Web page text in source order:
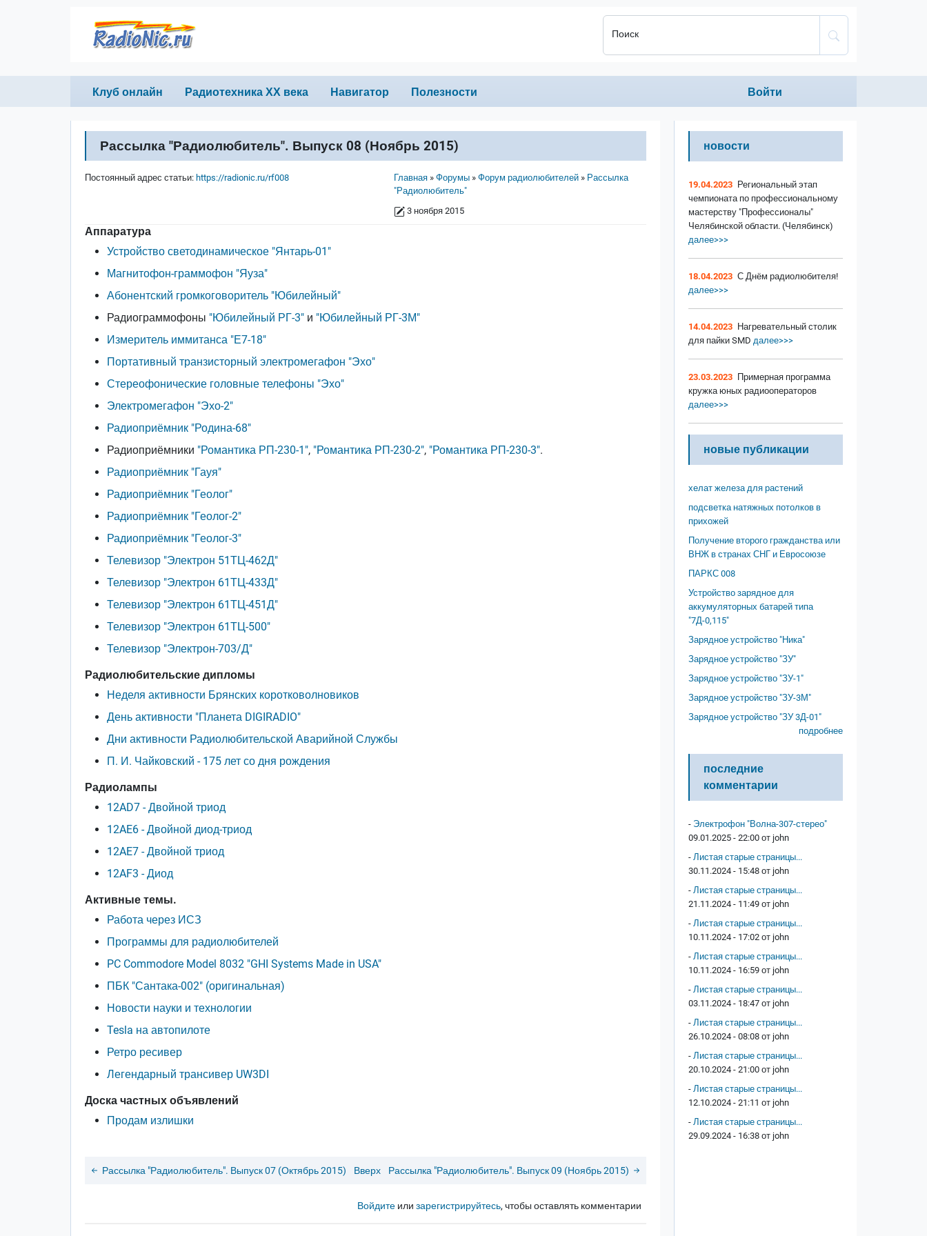
Поиск
Primary links
Клуб онлайн Радиотехника ХХ века Навигатор Полезности
Anonumous menu
Войти
Рассылка "Радиолюбитель". Выпуск 08 (Ноябрь 2015)
Строка навигации
Главная Форумы Форум радиолюбителей
Рассылка
"Радиолюбитель"
3 ноября 2015
Постоянный адрес статьи: https://radionic.ru/rf008
Аппаратура
Устройство светодинамическое "Янтарь-01"
Магнитофон-граммофон "Яуза"
Абонентский громкоговоритель "Юбилейный"
Радиограммофоны "Юбилейный РГ-3" и "Юбилейный РГ-3М"
Измеритель иммитанса "Е7-18"
Портативный транзисторный электромегафон "Эхо"
Стереофонические головные телефоны "Эхо"
Электромегафон "Эхо-2"
Радиоприёмник "Родина-68"
Радиоприёмники "Романтика РП-230-1", "Романтика РП-230-2", "Романтика РП-230-3".
Радиоприёмник "Гауя"
Радиоприёмник "Геолог"
Радиоприёмник "Геолог-2"
Радиоприёмник "Геолог-3"
Телевизор "Электрон 51ТЦ-462Д"
Телевизор "Электрон 61ТЦ-433Д"
Телевизор "Электрон 61ТЦ-451Д"
Телевизор "Электрон 61ТЦ-500"
Телевизор "Электрон-703/Д"
Радиолюбительские дипломы
Неделя активности Брянских коротковолновиков
День активности "Планета DIGIRADIO"
Дни активности Радиолюбительской Аварийной Службы
П. И. Чайковский - 175 лет со дня рождения
Радиолампы
12AD7 - Двойной триод
12AE6 - Двойной диод-триод
12AE7 - Двойной триод
12AF3 - Диод
Активные темы.
Работа через ИСЗ
Программы для радиолюбителей
PC Commodore Model 8032 "GHI Systems Made in USA"
ПБК "Сантака-002" (оригинальная)
Новости науки и технологии
Tesla на автопилоте
Ретро ресивер
Легендарный трансивер UW3DI
Доска частных объявлений
Продам излишки
Рассылка "Радиолюбитель". Выпуск 07 (Октябрь 2015) Вверх Рассылка "Радиолюбитель". Выпуск 09 (Ноябрь 2015)
Войдитеили зарегистрируйтесь, чтобы оставлять комментарии
новости
19.04.2023 Региональный этап
чемпионата по профессиональному
мастерству "Профессионалы"
Челябинской области. (Челябинск)
далее>>>
18.04.2023 С Днём радиолюбителя!
далее>>>
14.04.2023 Нагревательный столик
для пайки SMD далее>>>
23.03.2023 Примерная программа
кружка юных радиооператоров
далее>>>
новые публикации
хелат железа для растений
подсветка натяжных потолков в
прихожей
Получение второго гражданства или
ВНЖ в странах СНГ и Евросоюзе
ПАРКС 008
Устройство зарядное для
аккумуляторных батарей типа
"7Д-0,115"
Зарядное устройство "Ника"
Зарядное устройство "ЗУ"
Зарядное устройство "ЗУ-1"
Зарядное устройство "ЗУ-3М"
Зарядное устройство "ЗУ 3Д-01"
подробнее
последние
комментарии
- Электрофон "Волна-307-стерео"
09.01.2025 - 22:00 от john
- Листая старые страницы...
30.11.2024 - 15:48 от john
- Листая старые страницы...
21.11.2024 - 11:49 от john
- Листая старые страницы...
10.11.2024 - 17:02 от john
- Листая старые страницы...
10.11.2024 - 16:59 от john
- Листая старые страницы...
03.11.2024 - 18:47 от john
- Листая старые страницы...
26.10.2024 - 08:08 от john
- Листая старые страницы...
20.10.2024 - 21:00 от john
- Листая старые страницы...
12.10.2024 - 21:11 от john
- Листая старые страницы...
29.09.2024 - 16:38 от john